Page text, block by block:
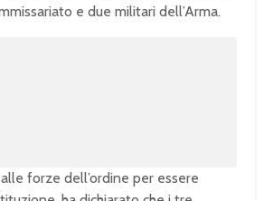
e due militari dell’Arma.
forze dell’ordine per essere